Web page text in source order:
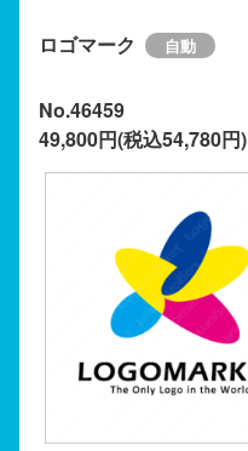
ロゴマーク
No.46459
49,800円(税込54,780円)